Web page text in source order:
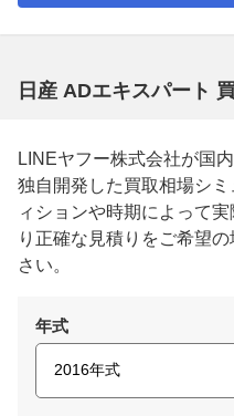
日産 ADエキスパート
LINEヤフー株式会社が国
独自開発した買取相場シ
ィションや時期によって
り正確な見積りをご希望
さい。
年式